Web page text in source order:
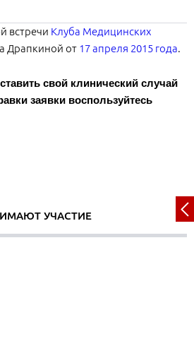
встречи Клуба Медицинских
Драпкиной от 17 апреля 2015 года.
свой клинический случай
заявки воспользуйтесь
УЧАСТИЕ